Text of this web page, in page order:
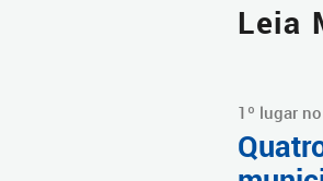
Leia
1º lugar